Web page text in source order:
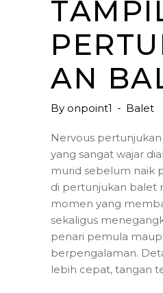
AN
By onpoint1 Balet
Nervous
yang sangat wajar
murid sebelum naik
di pertunjukan balet
momen yang
sekaligus
penari pemula
berpengalaman.
lebih cepat, tangan